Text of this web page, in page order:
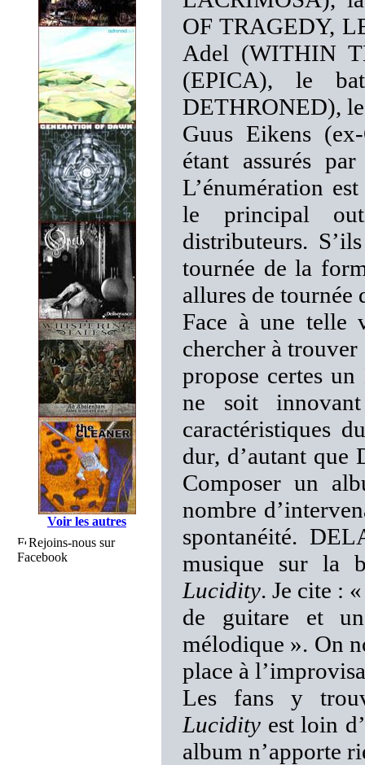
Voir les autres
Rejoins-nous sur
Facebook
OF TRAGEDY,
Adel (WITHIN
(EPICA), le
DETHRONED),
Guus Eikens
étant assurés
L’énumération
le principal
distributeurs.
tournée de la
allures de
Face à une telle
chercher à
propose certes
ne soit
caractéristiques
dur, d’autant
Composer un
nombre
spontanéité.
musique sur la
Lucidity. Je cite :
de guitare et
mélodique ». On
place à
Les fans y
Lucidity est loin
album n’apporte